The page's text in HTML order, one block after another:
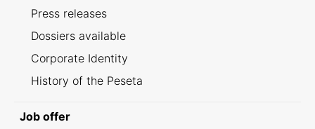
Press releases
Dossiers available
Corporate Identity
History of the Peseta
Job offer